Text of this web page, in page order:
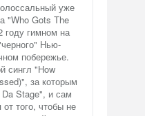
уже
"Who Gots The
году гимном на
Нью-
побережье.
сингл "How
за которым
Stage", и сам
того, чтобы не